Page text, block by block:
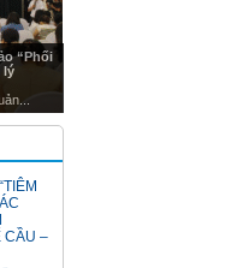
“Phối
lý
CẦU –